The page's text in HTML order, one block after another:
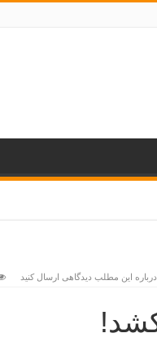
درباره این مطلب دیدگاهی ارسال کنید